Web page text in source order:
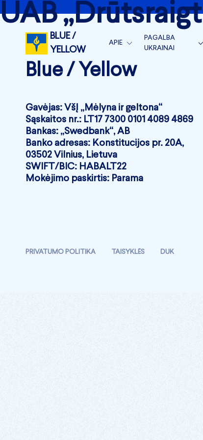
BLUE /
YELLOW
APIE
APIE MUS
RĖMĖJAI
SUSISIEKITE
PAGALBA
UKRAINAI
MĖNESIO
METINĖS
SKIRTI 1.2 %
UAB
Blue / Yellow
Gavėjas: VšĮ „Mėlyna ir geltona“
Sąskaitos nr.: LT17 7300 0101 4089 4869
Bankas: „Swedbank“, AB
Banko adresas: Konstitucijos pr. 20A,
03502 Vilnius, Lietuva
SWIFT/BIC: HABALT22
Mokėjimo paskirtis: Parama
PRIVATUMO POLITIKA TAISYKLĖS DUK